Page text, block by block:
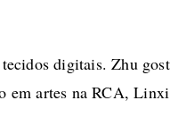
digitais. Zhu
em artes na RCA,